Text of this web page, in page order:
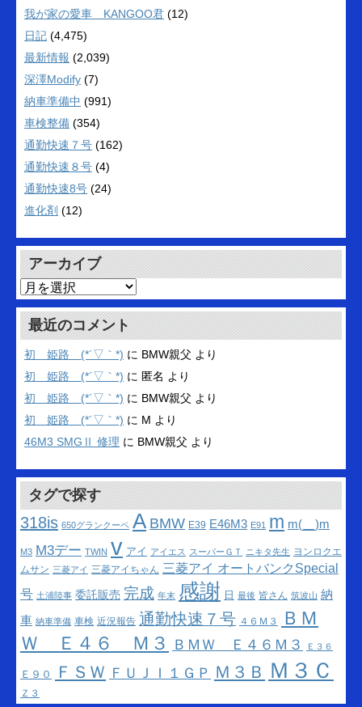
我が家の愛車 KANGOO君 (12)
日記 (4,475)
最新情報 (2,039)
深澤Modify (7)
納車準備中 (991)
車検整備 (354)
通勤快速７号 (162)
通勤快速８号 (4)
通勤快速8号 (24)
進化剤 (12)
アーカイブ
ア
ー
カ
イ
ブ
最近のコメント
初 姫路 (*´▽｀*) に BMW親父 より
初 姫路 (*´▽｀*) に 匿名 より
初 姫路 (*´▽｀*) に BMW親父 より
初 姫路 (*´▽｀*) に M より
46M3 SMGⅡ 修理 に BMW親父 より
タグで探す
318is 650グランクーペ A BMW E39 E46M3 E91 m m(__)m
M3 M3デー TWIN v アイ アイエス スーパーＧＴ ニキタ先生 ヨンロクエ
ムサン 三菱アイ 三菱アイちゃん 三菱アイ オートバンクSpecial
号 土浦陸事 委託販売 完成 年末 感謝 日 最後 皆さん 筑波山 納
車 納車準備 車検 近況報告 通勤快速７号 ４６Ｍ３
ＢＭ
Ｗ Ｅ４６ Ｍ３
ＢＭＷ Ｅ４６Ｍ３ Ｅ３６
Ｅ９０ ＦＳＷ ＦＵＪＩ１ＧＰ Ｍ３Ｂ Ｍ３Ｃ
Ｚ３